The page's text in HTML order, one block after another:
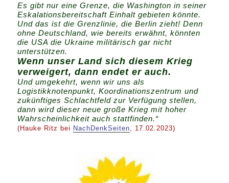
Es gibt nur eine Grenze, die Washington in seiner
Eskalationsbereitschaft Einhalt gebieten könnte.
Und das ist die Grenzlinie, die Berlin zieht! Denn
ohne Deutschland, wie bereits erwähnt, könnten
die USA die Ukraine militärisch gar nicht
unterstützen.
Wenn unser Land sich diesem Krieg
verweigert, dann endet er auch.
Und umgekehrt, wenn wir uns als
Logistikknotenpunkt, Koordinationszentrum und
zukünftiges Schlachtfeld zur Verfügung stellen,
dann wird dieser neue große Krieg mit hoher
Wahrscheinlichkeit auch stattfinden.“
(Hauke Ritz bei NachDenkSeiten , 17.02.2023)